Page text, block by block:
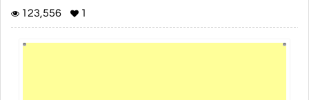
123,556
1